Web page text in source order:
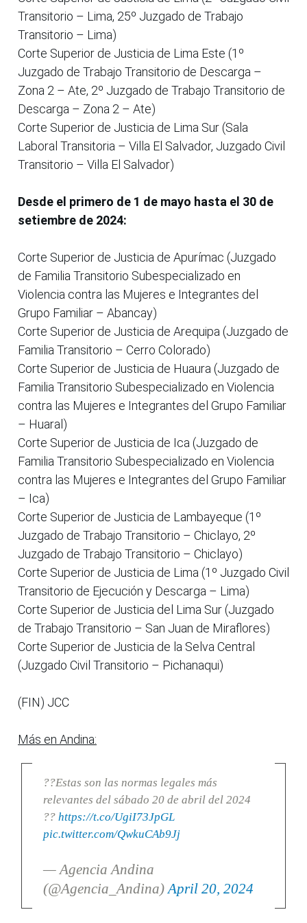
Transitorio – Lima, 25º Juzgado de Trabajo
Transitorio – Lima)
Corte Superior de Justicia de Lima Este (1º
Juzgado de Trabajo Transitorio de Descarga –
Zona 2 – Ate, 2º Juzgado de Trabajo Transitorio de
Descarga – Zona 2 – Ate)
Corte Superior de Justicia de Lima Sur (Sala
Laboral Transitoria – Villa El Salvador, Juzgado Civil
Transitorio – Villa El Salvador)
Desde el primero de 1 de mayo hasta el 30 de
setiembre de 2024:
Corte Superior de Justicia de Apurímac (Juzgado
de Familia Transitorio Subespecializado en
Violencia contra las Mujeres e Integrantes del
Grupo Familiar – Abancay)
Corte Superior de Justicia de Arequipa (Juzgado de
Familia Transitorio – Cerro Colorado)
Corte Superior de Justicia de Huaura (Juzgado de
Familia Transitorio Subespecializado en Violencia
contra las Mujeres e Integrantes del Grupo Familiar
– Huaral)
Corte Superior de Justicia de Ica (Juzgado de
Familia Transitorio Subespecializado en Violencia
contra las Mujeres e Integrantes del Grupo Familiar
– Ica)
Corte Superior de Justicia de Lambayeque (1º
Juzgado de Trabajo Transitorio – Chiclayo, 2º
Juzgado de Trabajo Transitorio – Chiclayo)
Corte Superior de Justicia de Lima (1º Juzgado Civil
Transitorio de Ejecución y Descarga – Lima)
Corte Superior de Justicia del Lima Sur (Juzgado
de Trabajo Transitorio – San Juan de Miraflores)
Corte Superior de Justicia de la Selva Central
(Juzgado Civil Transitorio – Pichanaqui)
(FIN) JCC
Más en Andina:
??Estas son las normas legales más
relevantes del sábado 20 de abril del 2024
?? https://t.co/UgiI73JpGL
pic.twitter.com/QwkuCAb9Jj
— Agencia Andina
(@Agencia_Andina) April 20, 2024